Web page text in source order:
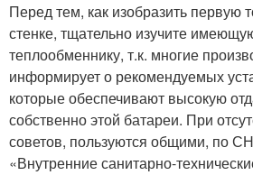
Перед тем, как изобразить первую
стенке, тщательно изучите
теплообменнику, т.к. многие
информирует о рекомендуемых
которые обеспечивают высокую
собственно этой батареи. При
советов, пользуются общими, по
«Внутренние санитарно-